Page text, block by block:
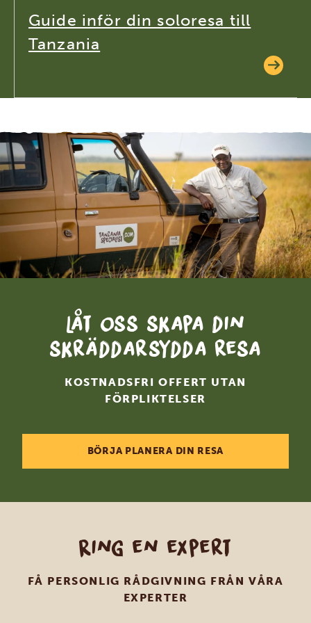
Guide inför din soloresa till
Tanzania
Låt oss skapa din
skräddarsydda resa
KOSTNADSFRI OFFERT UTAN
FÖRPLIKTELSER
BÖRJA PLANERA DIN RESA
Ring en expert
FÅ PERSONLIG RÅDGIVNING FRÅN VÅRA
EXPERTER